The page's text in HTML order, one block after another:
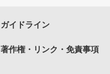
ガイドライン
著作権・リンク・免責事項